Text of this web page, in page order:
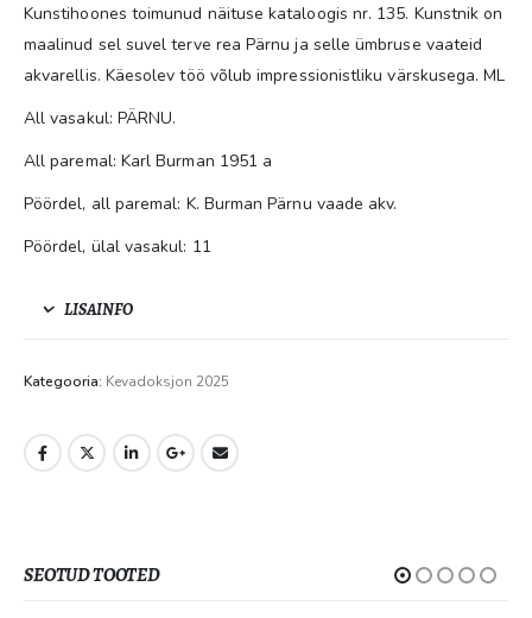
Kunstihoones toimunud näituse kataloogis nr. 135. Kunstnik on
maalinud sel suvel terve rea Pärnu ja selle ümbruse vaateid
akvarellis. Käesolev töö võlub impressionistliku värskusega. ML
All vasakul: PÄRNU.
All paremal: Karl Burman 1951 a
Pöördel, all paremal: K. Burman Pärnu vaade akv.
Pöördel, ülal vasakul: 11
LISAINFO
Kategooria: Kevadoksjon 2025
SEOTUD TOOTED